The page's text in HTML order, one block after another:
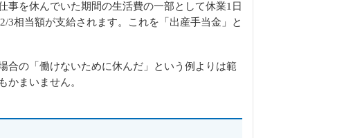
を休んでいた期間の生活費の一部として休業1日
3相当額が支給されます。これを「出産手当金」と
合の「働けないために休んだ」という例よりは範
かまいません。